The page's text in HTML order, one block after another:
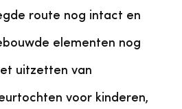
route nog intact en
elementen nog
uitzetten van
voor kinderen,